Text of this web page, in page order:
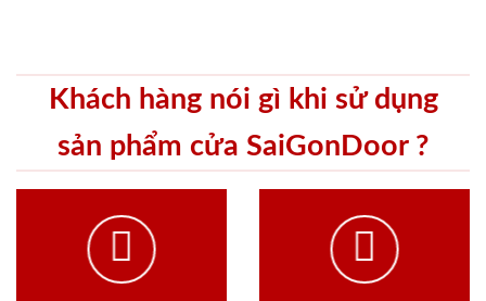
Khách hàng nói gì khi sử dụng
sản phẩm cửa SaiGonDoor ?